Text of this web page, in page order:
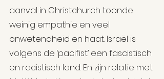
aanval in Christchurch toonde
weinig empathie en veel
onwetendheid en haat. Israël is
volgens de ‘pacifist’ een fascistisch
en racistisch land. En zijn relatie met